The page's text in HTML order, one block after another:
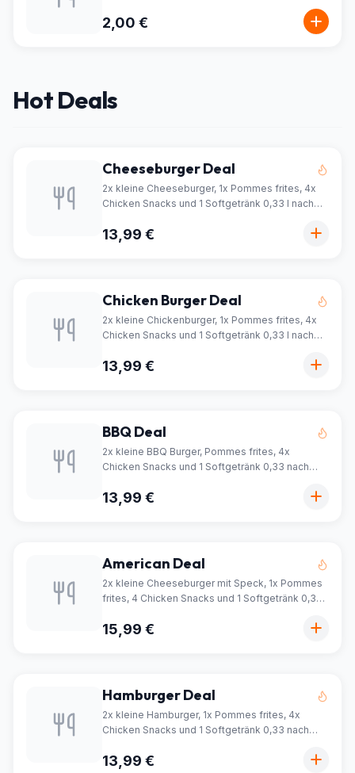
2,00 €
Hot Deals
Cheeseburger Deal
2x kleine Cheeseburger, 1x Pommes frites, 4x
Chicken Snacks und 1 Softgetränk 0,33 l nach
13,99 €
Chicken Burger Deal
2x kleine Chickenburger, 1x Pommes frites, 4x
Chicken Snacks und 1 Softgetränk 0,33 l nach
13,99 €
BBQ Deal
2x kleine BBQ Burger, Pommes frites, 4x
Chicken Snacks und 1 Softgetränk 0,33 nach
13,99 €
American Deal
2x kleine Cheeseburger mit Speck, 1x Pommes
frites, 4 Chicken Snacks und 1 Softgetränk 0,33
15,99 €
Hamburger Deal
2x kleine Hamburger, 1x Pommes frites, 4x
Chicken Snacks und 1 Softgetränk 0,33 nach
13,99 €